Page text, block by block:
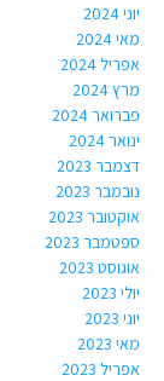
יוני 2024
מאי 2024
אפריל 2024
מרץ 2024
פברואר 2024
ינואר 2024
דצמבר 2023
נובמבר 2023
אוקטובר 2023
ספטמבר 2023
אוגוסט 2023
יולי 2023
יוני 2023
מאי 2023
אפריל 2023